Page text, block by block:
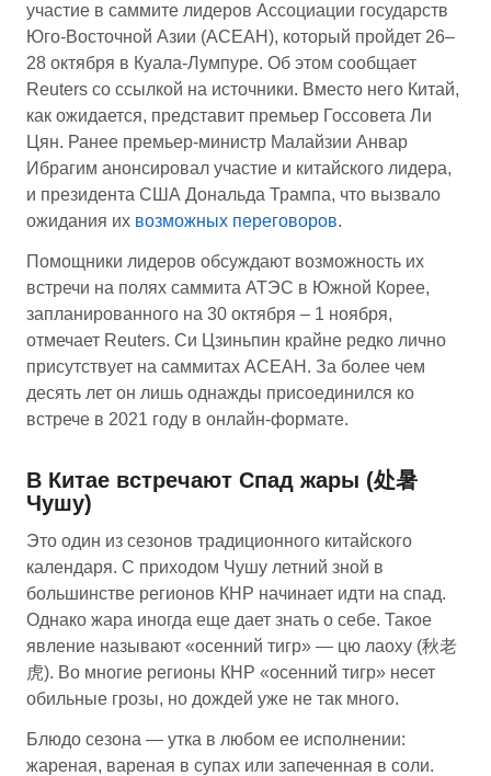
участие в саммите лидеров Ассоциации государств
Юго-Восточной Азии (АСЕАН), который пройдет 26–
28 октября в Куала-Лумпуре. Об этом сообщает
Reuters со ссылкой на источники. Вместо него Китай,
как ожидается, представит премьер Госсовета Ли
Цян. Ранее премьер-министр Малайзии Анвар
Ибрагим анонсировал участие и китайского лидера,
и президента США Дональда Трампа, что вызвало
ожидания их возможных переговоров.
Помощники лидеров обсуждают возможность их
встречи на полях саммита АТЭС в Южной Корее,
запланированного на 30 октября – 1 ноября,
отмечает Reuters. Си Цзиньпин крайне редко лично
присутствует на саммитах АСЕАН. За более чем
десять лет он лишь однажды присоединился ко
встрече в 2021 году в онлайн-формате.
В Китае встречают Спад жары (处暑
Чушу)
Это один из сезонов традиционного китайского
календаря. С приходом Чушу летний зной в
большинстве регионов КНР начинает идти на спад.
Однако жара иногда еще дает знать о себе. Такое
явление называют «осенний тигр» — цю лаоху (秋老
虎). Во многие регионы КНР «осенний тигр» несет
обильные грозы, но дождей уже не так много.
Блюдо сезона — утка в любом ее исполнении:
жареная, вареная в супах или запеченная в соли.